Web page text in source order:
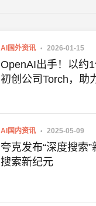
AI国外资讯 2026-01-15
OpenAI出手！以约
初创公司Torch，助
AI国内资讯 2025-05-09
夸克发布“深度搜索
搜索新纪元